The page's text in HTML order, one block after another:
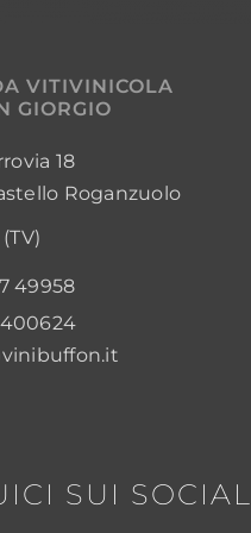
VITIVINICOLA
GIORGIO
18
Roganzuolo
49958
SUI SOCIAL